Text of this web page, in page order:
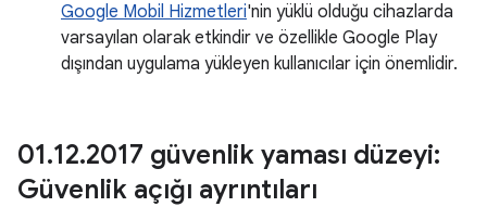
Google Mobil Hizmetleri'nin yüklü olduğu cihazlarda
varsayılan olarak etkindir ve özellikle Google Play
dışından uygulama yükleyen kullanıcılar için önemlidir.
01.12.2017 güvenlik yaması düzeyi:
Güvenlik açığı ayrıntıları